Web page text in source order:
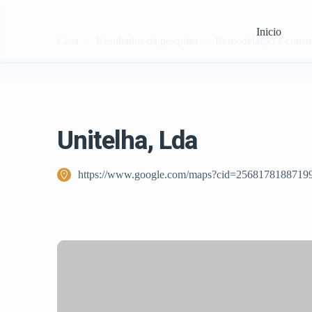
Inicio
Remodelação e
Unitelha, Lda
https://www.google.com/